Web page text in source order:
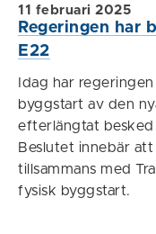
Regeringen har
E22
11 februari 2025
Idag har
byggstart av den
efterlängtat
Beslutet innebär
tillsammans med
fysisk byggstart.